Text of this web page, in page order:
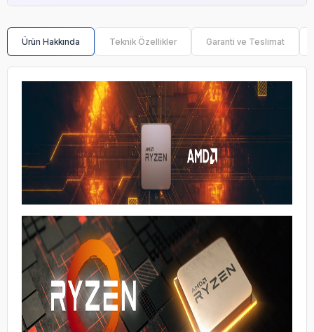
Ürün Hakkında Teknik Özellikler Garanti ve Teslimat